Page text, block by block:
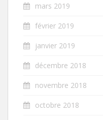
mars 2019
février 2019
janvier 2019
décembre 2018
novembre 2018
octobre 2018